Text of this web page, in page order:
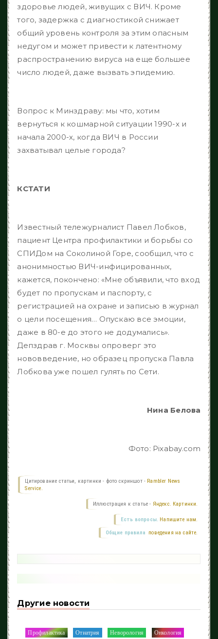
здоровье людей, живущих с ВИЧ. Кроме
того, задержка с диагностикой снижает
общий уровень контроля за этим опасным
недугом и может привести к латентному
распространению вируса на еще большее
число людей, даже вызвать эпидемию.
Вопрос к Минздраву: мы что, хотим
вернуться к кошмарной ситуации 1990-х и
начала 2000-х, когда ВИЧ в России
захватывал целые города?
КСТАТИ
Известный тележурналист Павел Лобков,
пациент Центра профилактики и борьбы со
СПИДом на Соколиной Горе, сообщил, что с
анонимностью ВИЧ-инфицированных,
кажется, покончено: «Мне объявили, что вход
будет по пропускам и паспорту, с
регистрацией на охране и записью в журнал
о цели посещения… Опускаю все эмоции,
даже в 80-е до этого не додумались».
Депздрав г. Москвы опроверг это
нововведение, но образец пропуска Павла
Лобкова уже пошел гулять по Сети.
Нина Белова
Фото: Pixabay.com
Цитирование статьи, картинки - фото скриншот - Rambler News
Service.
Иллюстрация к статье - Яндекс. Картинки.
Есть вопросы. Напишите нам.
Общие правила поведения на сайте.
Другие новости
Профилактика Отиатрия Неворология Онкология